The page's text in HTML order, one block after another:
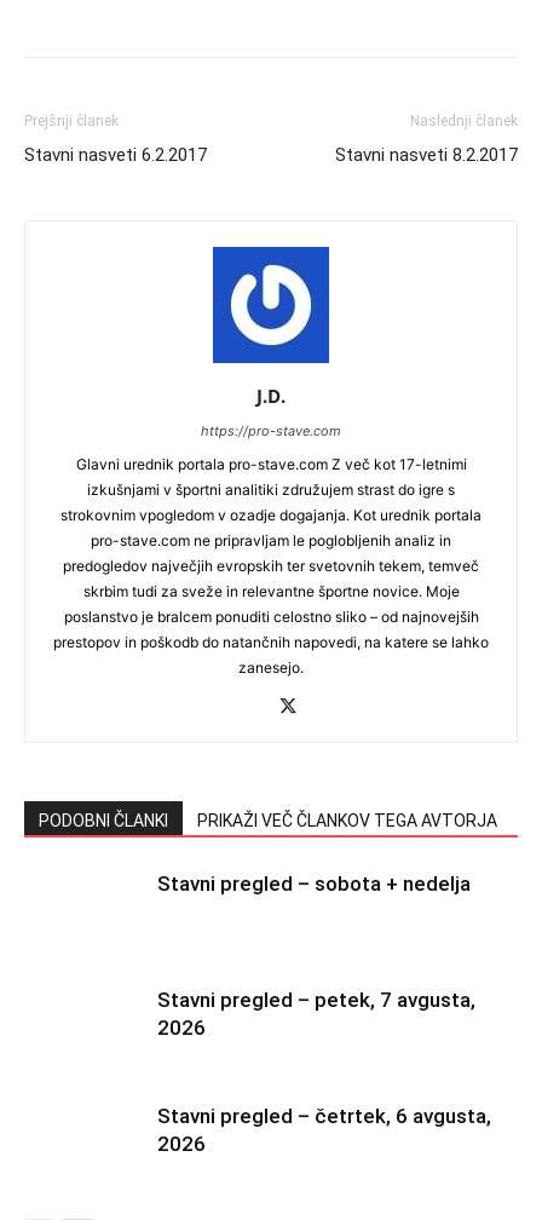
Prejšnji članek
Stavni nasveti 6.2.2017
Naslednji članek
Stavni nasveti 8.2.2017
J.D.
https://pro-stave.com
Glavni urednik portala pro-stave.com Z več kot 17-letnimi
izkušnjami v športni analitiki združujem strast do igre s
strokovnim vpogledom v ozadje dogajanja. Kot urednik portala
pro-stave.com ne pripravljam le poglobljenih analiz in
predogledov največjih evropskih ter svetovnih tekem, temveč
skrbim tudi za sveže in relevantne športne novice. Moje
poslanstvo je bralcem ponuditi celostno sliko – od najnovejših
prestopov in poškodb do natančnih napovedi, na katere se lahko
zanesejo.
PODOBNI ČLANKI PRIKAŽI VEČ ČLANKOV TEGA AVTORJA
Stavni pregled – sobota + nedelja
Stavni pregled – petek, 7 avgusta,
2026
Stavni pregled – četrtek, 6 avgusta,
2026